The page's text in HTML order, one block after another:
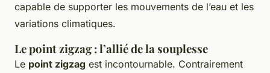
capable de supporter les mouvements de l’eau et les
variations climatiques.
Le point zigzag : l’allié de la souplesse
Le point zigzag est incontournable. Contrairement